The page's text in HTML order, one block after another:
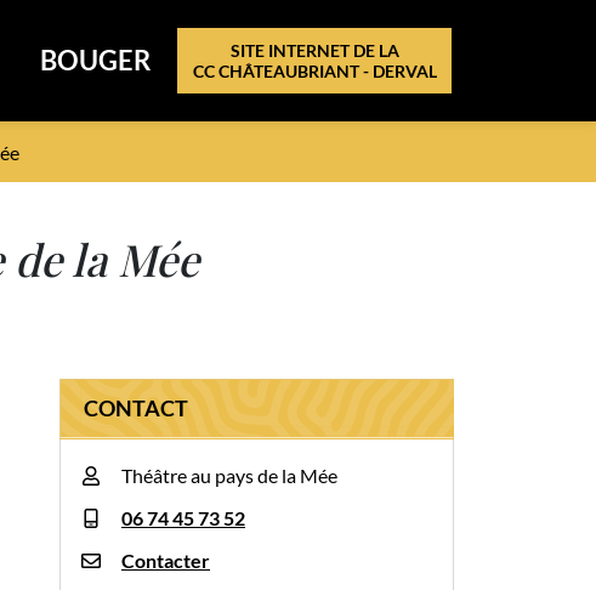
BOUGER
SITE INTERNET DE LA
CC CHÂTEAUBRIANT - DERVAL
la Mée
CONTACT
Théâtre au pays de la Mée
06 74 45 73 52
Contacter